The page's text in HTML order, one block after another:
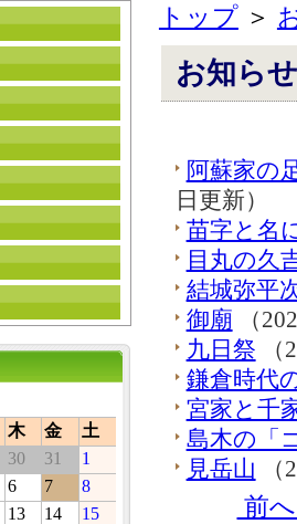
トップ＞
お知ら
阿蘇家の
日更新）
苗字と名
目丸の久
結城弥平
御廟 （
九日祭 （
鎌倉時代
宮家と千
島木の「
見岳山 （
前
木 金
土
30 31
1
6 7
8
13 14
15